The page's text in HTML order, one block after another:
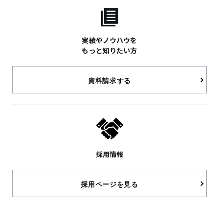
実績やノウハウを
もっと知りたい方
資料請求する
採用情報
採用ページを見る